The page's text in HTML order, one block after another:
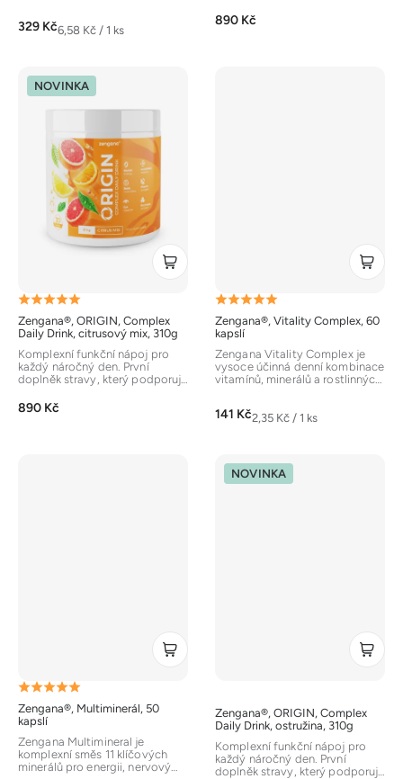
z
hvězdiček.
329 KčMěrná
6,58 Kč / 1 ks
z
890 Kč
NOVINKA
Zengana®, ORIGIN, Complex
Daily Drink, citrusový mix, 310g
Průměrné
hodnocení
produktu
je
z
890 Kč
Komplexní funkční nápoj pro
každý náročný den. První
doplněk stravy, který podporuje
Zengana®, Vitality Complex, 60
kapslí
Průměrné
hodnocení
produktu
je
z
hvězdiček.
141 KčMěrná
2,35 Kč / 1 ks
Zengana Vitality Complex je
vysoce účinná denní kombinace
vitamínů, minerálů a rostlinných
Zengana®, Multiminerál, 50
kapslí
Průměrné
hodnocení
produktu
je
Zengana Multimineral je
komplexní směs 11 klíčových
minerálů pro energii, nervový
NOVINKA
Zengana®, ORIGIN, Complex
Daily Drink, ostružina, 310g
Komplexní funkční nápoj pro
každý náročný den. První
doplněk stravy, který podporuje